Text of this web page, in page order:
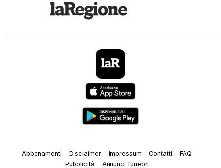
Abbonamenti Disclaimer Impressum Contatti
FAQ
Pubblicità
Annunci funebri